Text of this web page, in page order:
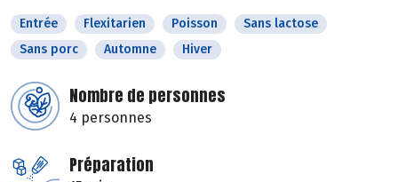
Entrée Flexitarien Poisson
Sans lactose
Sans porc
Automne Hiver
Nombre de personnes
4 personnes
Préparation